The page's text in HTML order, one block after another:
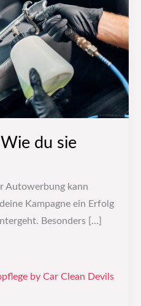
du sie
Autowerbung kann
Kampagne ein Erfolg
Besonders […]
by Car Clean Devils